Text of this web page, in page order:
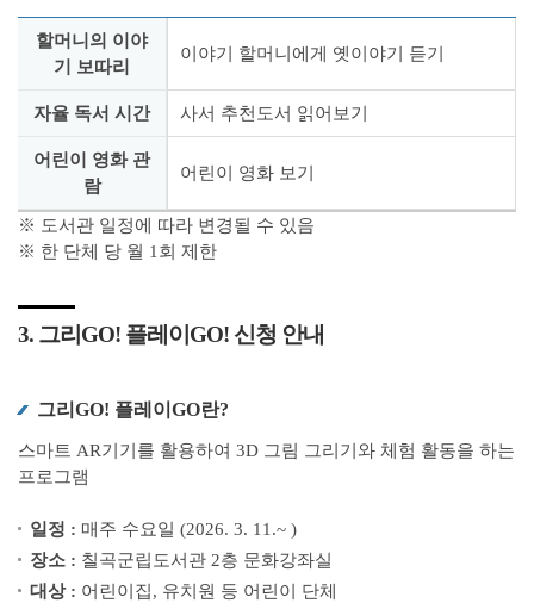
할머니의 이야
기 보따리
이야기 할머니에게 옛이야기 듣기
자율 독서 시간 사서 추천도서 읽어보기
어린이 영화 관
람
어린이 영화 보기
※ 도서관 일정에 따라 변경될 수 있음
※ 한 단체 당 월 1회 제한
3. 그리GO! 플레이GO! 신청 안내
그리GO! 플레이GO란?
스마트 AR기기를 활용하여 3D 그림 그리기와 체험 활동을 하는
프로그램
일정 : 매주 수요일 (2026. 3. 11.~ )
장소 : 칠곡군립도서관 2층 문화강좌실
대상 : 어린이집, 유치원 등 어린이 단체